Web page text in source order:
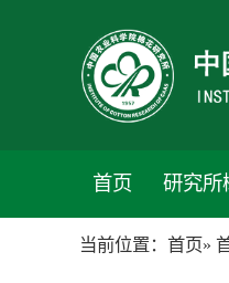
首页 研究所
当前位置： 首页»